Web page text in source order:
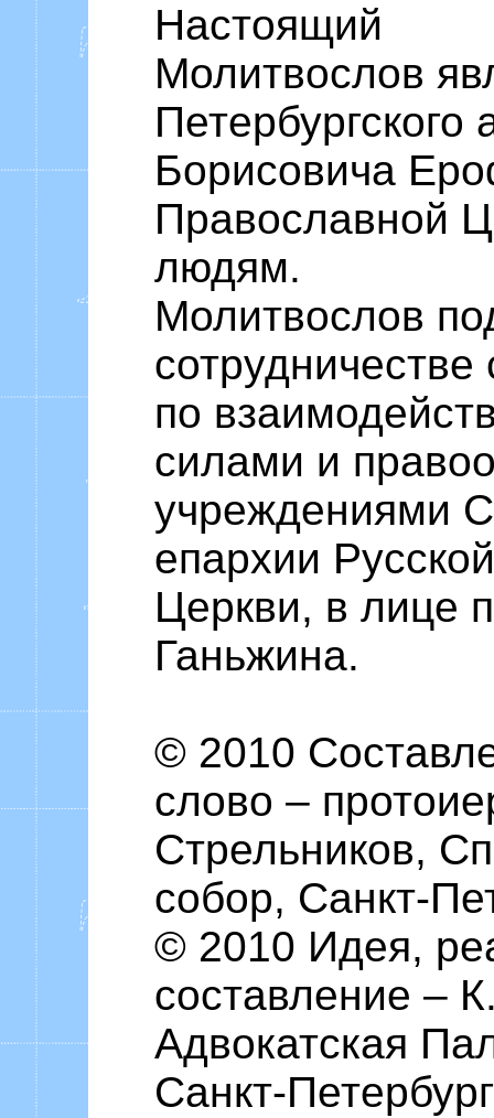
Настоящий
Молитвослов
Петербургского
Борисовича
Православной
людям.
Молитвослов
по
силами и
учреждениями
епархии
Церкви, в лице
Ганьжина.
© 2010
слово –
Стрельников,
собор, Санкт-
© 2010 Идея,
составление –
Адвокатская
Санкт-